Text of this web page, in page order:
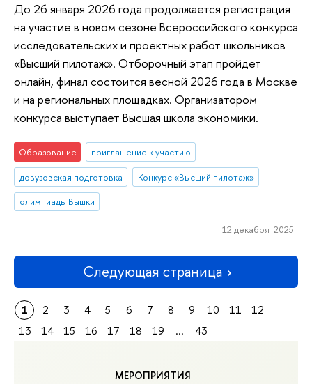
МЕРОПРИЯТИЯ
До 26 января 2026 года продолжается регистрация
на участие в новом сезоне Всероссийского конкурса
исследовательских и проектных работ школьников
«Высший пилотаж». Отборочный этап пройдет
онлайн, финал состоится весной 2026 года в Москве
и на региональных площадках. Организатором
конкурса выступает Высшая школа экономики.
Образование
приглашение к участию
довузовская подготовка
Конкурс «Высший пилотаж»
олимпиады Вышки
12 декабря 2025
Следующая страница
1 2 3 4 5 6 7 8 9 10 11
12
13
14 15 16 17 18 19 ... 43